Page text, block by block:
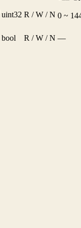
uint32 R / W / N 0 ~
bool R / W / N —